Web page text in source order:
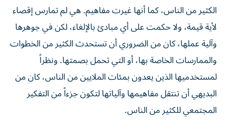
الكثير من الناس، كما أنها غيرت مفاهيم. هي لم تمارس إقصاء
لأية قيمة، ولا حكمت على أي مبادئ بالإلغاء، لكن في جوهرها
وآلية عملها، كان من الضروري أن تستحدث الكثير من الخطوات
والممارسات الخاصة بها، أو التي تحمل بصمتها. ونظراً
لمستخدميها الذين يعدون بمئات الملايين من الناس، كان من
البديهي أن تنتقل مفاهيمها وآلياتها لتكون جزءاً من التفكير
المجتمعي للكثير من الناس.